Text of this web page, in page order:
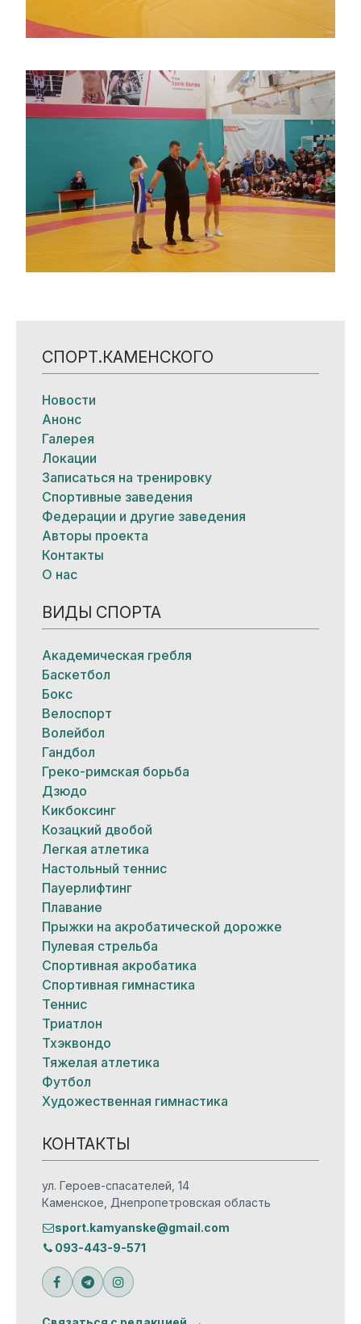
СПОРТ.КАМЕНСКОГО
Новости
Анонс
Галерея
Локации
Записаться на тренировку
Спортивные заведения
Федерации и другие заведения
Авторы проекта
Контакты
О нас
ВИДЫ СПОРТА
Академическая гребля
Баскетбол
Бокс
Велоспорт
Волейбол
Гандбол
Греко-римская борьба
Дзюдо
Кикбоксинг
Козацкий двобой
Легкая атлетика
Настольный теннис
Пауерлифтинг
Плавание
Прыжки на акробатической дорожке
Пулевая стрельба
Спортивная акробатика
Спортивная гимнастика
Теннис
Триатлон
Тхэквондо
Тяжелая атлетика
Футбол
Художественная гимнастика
КОНТАКТЫ
ул. Героев-спасателей, 14
Каменское, Днепропетровская область
sport.kamyanske@gmail.com
093-443-9-571